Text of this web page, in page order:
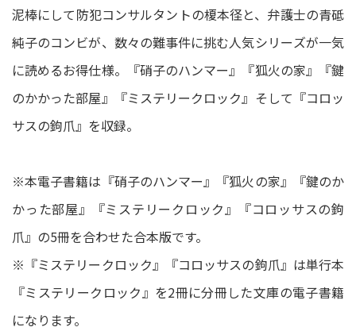
泥棒にして防犯コンサルタントの榎本径と、弁護士の青砥
純子のコンビが、数々の難事件に挑む人気シリーズが一気
に読めるお得仕様。『硝子のハンマー』『狐火の家』『鍵
のかかった部屋』『ミステリークロック』そして『コロッ
サスの鉤爪』を収録。
※本電子書籍は『硝子のハンマー』『狐火の家』『鍵のか
かった部屋』『ミステリークロック』『コロッサスの鉤
爪』の5冊を合わせた合本版です。
※『ミステリークロック』『コロッサスの鉤爪』は単行本
『ミステリークロック』を2冊に分冊した文庫の電子書籍
になります。